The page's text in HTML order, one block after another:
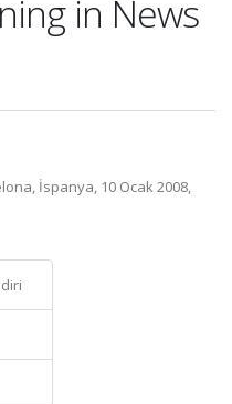
in News
İspanya, 10 Ocak 2008,